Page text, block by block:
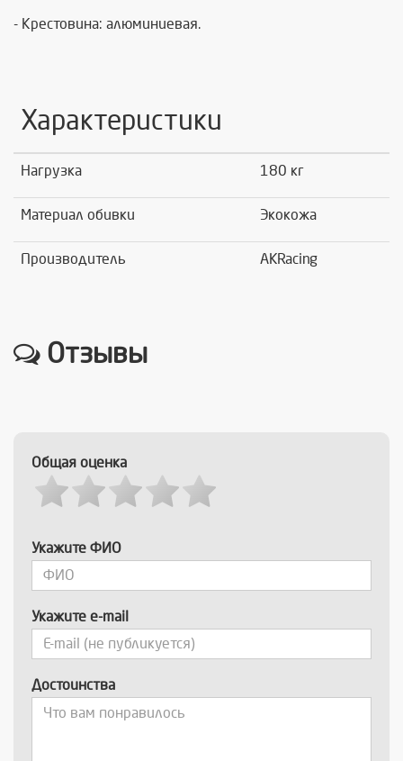
- Крестовина: алюминиевая.
Характеристики
Нагрузка 180 кг
Материал обивки Экокожа
Производитель AKRacing
Отзывы
Общая оценка
Укажите ФИО
Укажите e-mail
Достоинства